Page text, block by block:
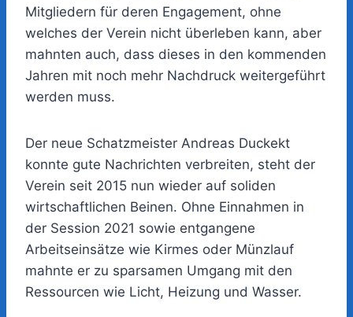
Mitgliedern für deren Engagement, ohne
welches der Verein nicht überleben kann, aber
mahnten auch, dass dieses in den kommenden
Jahren mit noch mehr Nachdruck weitergeführt
werden muss.
Der neue Schatzmeister Andreas Duckekt
konnte gute Nachrichten verbreiten, steht der
Verein seit 2015 nun wieder auf soliden
wirtschaftlichen Beinen. Ohne Einnahmen in
der Session 2021 sowie entgangene
Arbeitseinsätze wie Kirmes oder Münzlauf
mahnte er zu sparsamen Umgang mit den
Ressourcen wie Licht, Heizung und Wasser.